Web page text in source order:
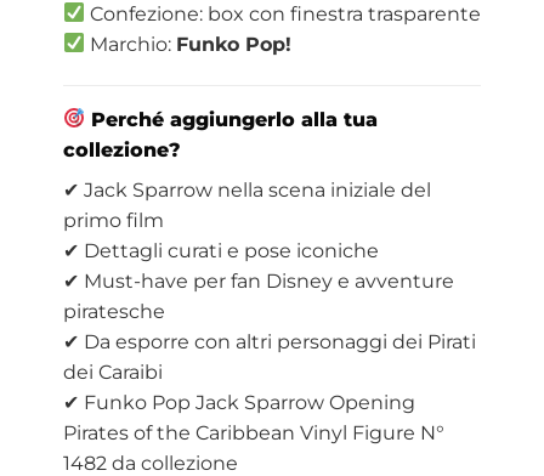
Confezione: box con finestra trasparente
Marchio: Funko Pop!
Perché aggiungerlo alla tua
collezione?
✔ Jack Sparrow nella scena iniziale del
primo film
✔ Dettagli curati e pose iconiche
✔ Must-have per fan Disney e avventure
piratesche
✔ Da esporre con altri personaggi dei Pirati
dei Caraibi
✔ Funko Pop Jack Sparrow Opening
Pirates of the Caribbean Vinyl Figure N°
1482 da collezione